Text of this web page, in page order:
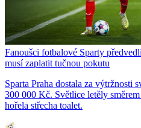
Fanoušci fotbalové Sparty
musí zaplatit tučnou pokutu
Sparta Praha dostala za výtržnosti
300 000 Kč. Světlice letěly
hořela střecha toalet.